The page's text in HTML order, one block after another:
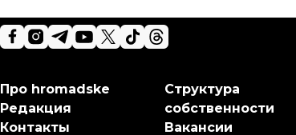
Про hromadske
Редакция
Контакты
Структура
собственности
Вакансии